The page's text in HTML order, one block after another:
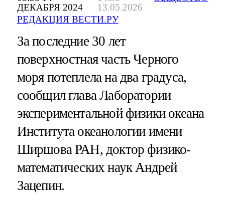
ДЕКАБРЯ 2024
13.05.2026
РЕДАКЦИЯ ВЕСТИ.РУ
За последние 30 лет
поверхностная часть Черного
моря потеплела на два градуса,
сообщил глава Лаборатории
экспериментальной физики океана
Института океанологии имени
Ширшова РАН, доктор физико-
математических наук Андрей
Зацепин.